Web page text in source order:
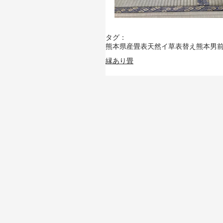
タグ：
熊本県産畳表天然イ草表替え 熊本男
縁あり畳